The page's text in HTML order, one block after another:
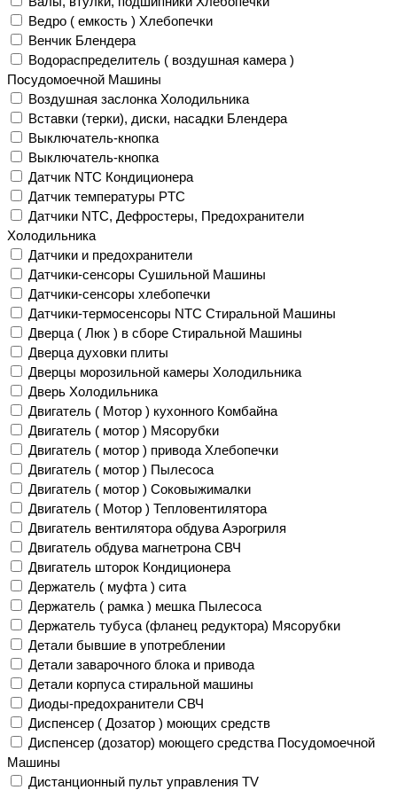
Ведро ( емкость ) Хлебопечки
Венчик Блендера
Водораспределитель ( воздушная камера )
Посудомоечной Машины
Воздушная заслонка Холодильника
Вставки (терки), диски, насадки Блендера
Выключатель-кнопка
Выключатель-кнопка
Датчик NTC Кондиционера
Датчик температуры PTC
Датчики NTC, Дефростеры, Предохранители
Холодильника
Датчики и предохранители
Датчики-сенсоры Сушильной Машины
Датчики-сенсоры хлебопечки
Датчики-термосенсоры NTC Стиральной Машины
Дверца ( Люк ) в сборе Стиральной Машины
Дверца духовки плиты
Дверцы морозильной камеры Холодильника
Дверь Холодильника
Двигатель ( Мотор ) кухонного Комбайна
Двигатель ( мотор ) Мясорубки
Двигатель ( мотор ) привода Хлебопечки
Двигатель ( мотор ) Пылесоса
Двигатель ( мотор ) Соковыжималки
Двигатель ( Мотор ) Тепловентилятора
Двигатель вентилятора обдува Аэрогриля
Двигатель обдува магнетрона СВЧ
Двигатель шторок Кондиционера
Держатель ( муфта ) сита
Держатель ( рамка ) мешка Пылесоса
Держатель тубуса (фланец редуктора) Мясорубки
Детали бывшие в употреблении
Детали заварочного блока и привода
Детали корпуса стиральной машины
Диоды-предохранители СВЧ
Диспенсер ( Дозатор ) моющих средств
Диспенсер (дозатор) моющего средства Посудомоечной
Машины
Дистанционный пульт управления TV